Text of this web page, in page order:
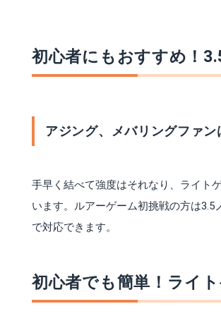
初心者にもおすすめ！
アジング、メバリングファ
手早く結べて強度はそれなり、ライト
います。ルアーゲーム初挑戦の方は
で対応できます。
初心者でも簡単！ライ